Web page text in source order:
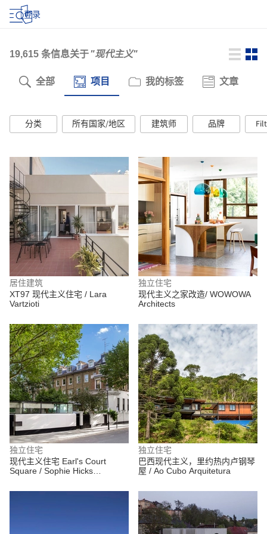
登录
19,615 条信息关于"现代主义"
全部 项目 我的标签 文章
分类 所有国家/地区 建筑师 品牌
居住建筑
XT97 现代主义住宅 / Lara
Vartzioti
独立住宅
现代主义之家改造/ WOWOWA
Architects
独立住宅
现代主义住宅 Earl's Court
Square / Sophie Hicks
独立住宅
巴西现代主义，里约热内卢钢琴
屋 / Ao Cubo Arquitetura